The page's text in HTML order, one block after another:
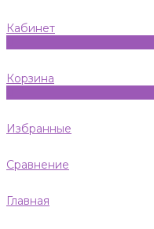
Кабинет
Корзина
Избранные
Сравнение
Главная